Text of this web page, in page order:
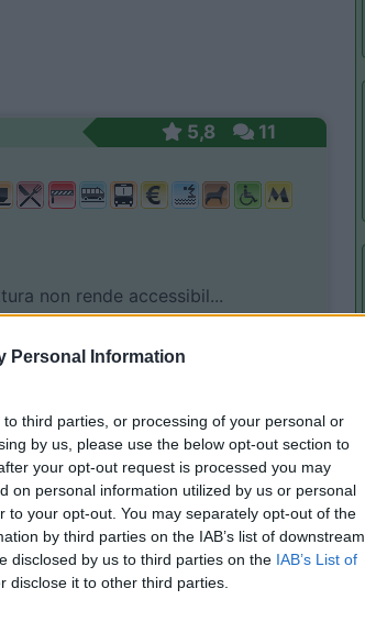
Personal Information
third parties, or processing of your personal or
by us, please use the below opt-out section to
your opt-out request is processed you may
on personal information utilized by us or personal
your opt-out. You may separately opt-out of the
by third parties on the IAB’s list of downstream
disclosed by us to third parties on the IAB’s List of
disclose it to other third parties.
5,8 11
non rende accessibil...
nell'oasi naturale del Pa...